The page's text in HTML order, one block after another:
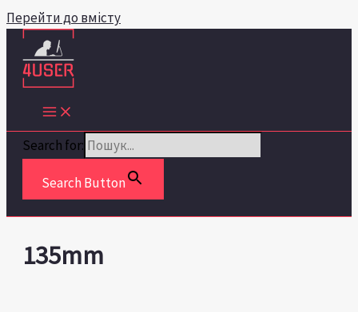
Перейти до вмісту
Search for:
Search Button
135mm